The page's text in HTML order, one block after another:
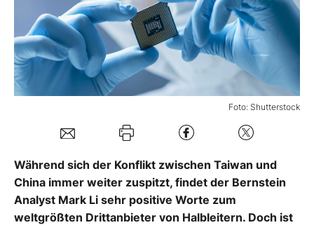
Mein B:O
Mein Konto
Foto: Shutterstock
Während sich der Konflikt zwischen Taiwan und
China immer weiter zuspitzt, findet der Bernstein
Analyst Mark Li sehr positive Worte zum
weltgrößten Drittanbieter von Halbleitern. Doch ist